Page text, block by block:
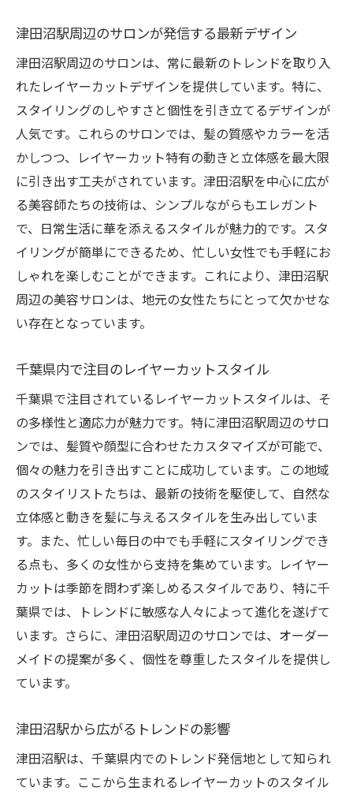
津田沼駅周辺のサロンが発信する最新デザイン
津田沼駅周辺のサロンは、常に最新のトレンドを取り入
れたレイヤーカットデザインを提供しています。特に、
スタイリングのしやすさと個性を引き立てるデザインが
人気です。これらのサロンでは、髪の質感やカラーを活
かしつつ、レイヤーカット特有の動きと立体感を最大限
に引き出す工夫がされています。津田沼駅を中心に広が
る美容師たちの技術は、シンプルながらもエレガント
で、日常生活に華を添えるスタイルが魅力的です。スタ
イリングが簡単にできるため、忙しい女性でも手軽にお
しゃれを楽しむことができます。これにより、津田沼駅
周辺の美容サロンは、地元の女性たちにとって欠かせな
い存在となっています。
千葉県内で注目のレイヤーカットスタイル
千葉県で注目されているレイヤーカットスタイルは、そ
の多様性と適応力が魅力です。特に津田沼駅周辺のサロ
ンでは、髪質や顔型に合わせたカスタマイズが可能で、
個々の魅力を引き出すことに成功しています。この地域
のスタイリストたちは、最新の技術を駆使して、自然な
立体感と動きを髪に与えるスタイルを生み出していま
す。また、忙しい毎日の中でも手軽にスタイリングでき
る点も、多くの女性から支持を集めています。レイヤー
カットは季節を問わず楽しめるスタイルであり、特に千
葉県では、トレンドに敏感な人々によって進化を遂げて
います。さらに、津田沼駅周辺のサロンでは、オーダー
メイドの提案が多く、個性を尊重したスタイルを提供し
ています。
津田沼駅から広がるトレンドの影響
津田沼駅は、千葉県内でのトレンド発信地として知られ
ています。ここから生まれるレイヤーカットのスタイル